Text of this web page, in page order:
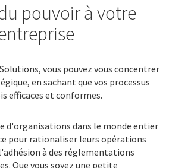
pouvoir à votre
vous pouvez vous concentrer
en sachant que vos processus
efficaces et conformes.
d'organisations dans le monde entier
pour rationaliser leurs opérations
à des réglementations
Que vous soyez une petite